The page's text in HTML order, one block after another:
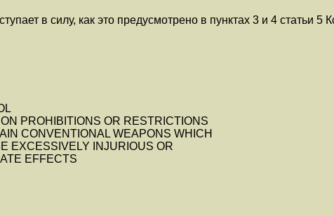
в силу, как это предусмотрено в пунктах 3 и 4 статьи 5
PROHIBITIONS OR RESTRICTIONS
CONVENTIONAL WEAPONS WHICH
EXCESSIVELY INJURIOUS OR
EFFECTS